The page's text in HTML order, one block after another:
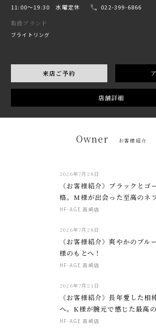
11:00〜19:30 水曜定休
022-399-6866
取扱ブランド
ブライトリング
来店ご予約
店舗詳細
Owner お客様紹介
2026年7月28日
《お客様紹介》ブラックとゴ
格。M様が出会った至高のネ
HF-AGE 高崎店
2026年7月28日
《お客様紹介》爽やかのブル
様のもとへ！
HF-AGE 高崎店
2026年7月21日
《お客様紹介》長年愛した相
へ。K様が腕元で感じた最高
HF-AGE 高崎店